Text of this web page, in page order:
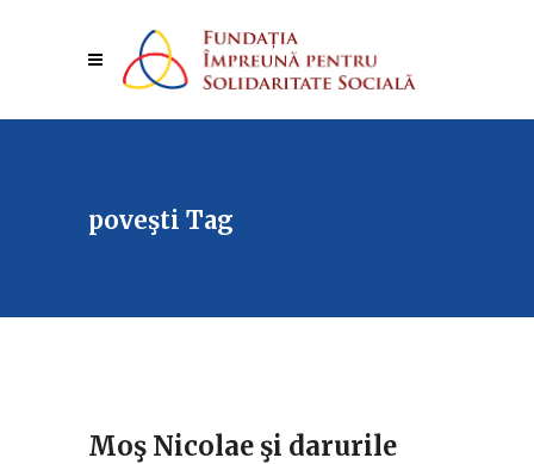
poveşti Tag
Moş Nicolae şi darurile